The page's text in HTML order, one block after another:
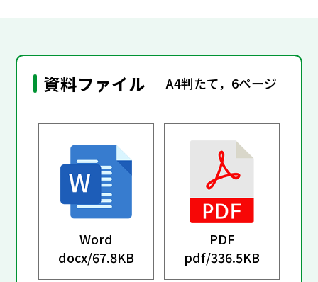
資料ファイル A4判たて，6ページ
Word
docx/67.8KB
PDF
pdf/336.5KB